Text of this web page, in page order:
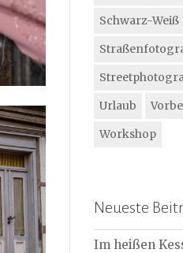
Schwarz-Weiß
Urlaub
Workshop
Neueste
Im heißen